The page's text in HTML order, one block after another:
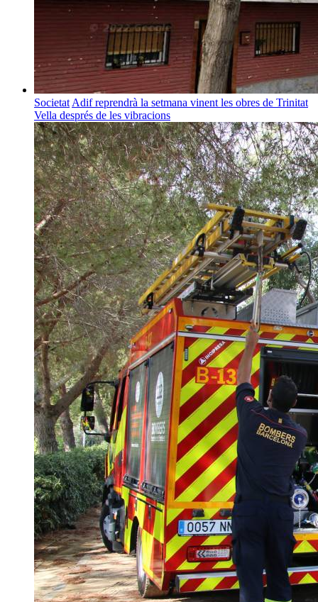
Societat Adif reprendrà la setmana vinent les obres de Trinitat
Vella després de les vibracions